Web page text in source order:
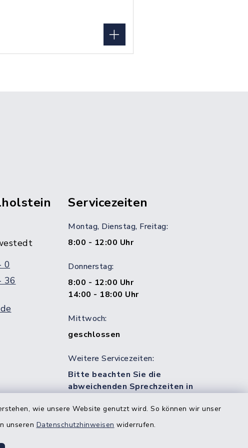
wie unsere Website genutzt wird. So können wir unser
unseren Datenschutzhinweisen widerrufen.
0
36
Servicezeiten
Montag, Dienstag, Freitag:
8:00 - 12:00 Uhr
Donnerstag:
8:00 - 12:00 Uhr
14:00 - 18:00 Uhr
Mittwoch:
geschlossen
Weitere Servicezeiten:
Bitte beachten Sie die
abweichenden Sprechzeiten in